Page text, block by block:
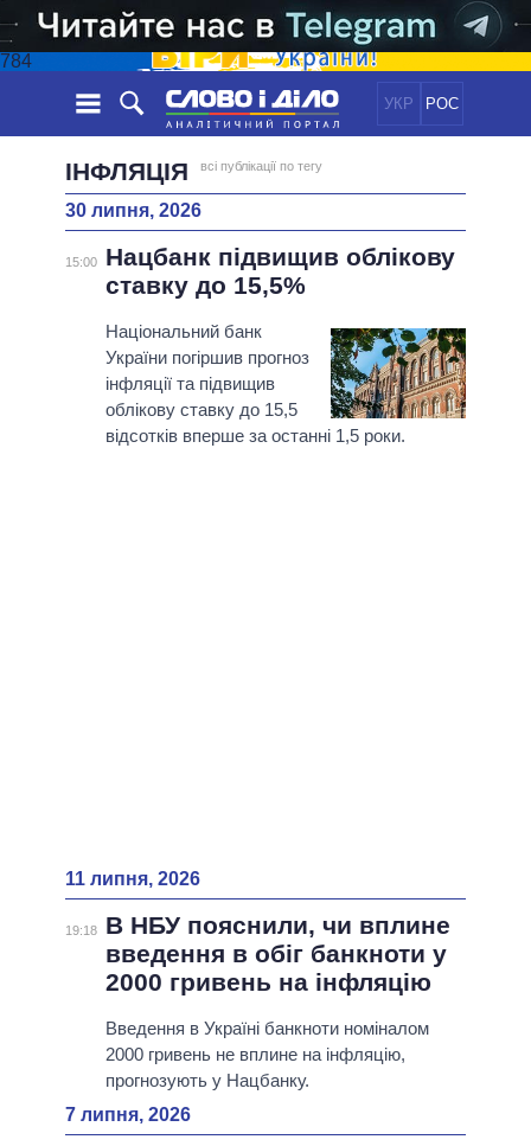
784
УКР РОС
НОВИНИ
СТРІЧКА
ПОДІЇ
СТАТТІ
ДУМКИ
ОГЛЯДИ
ДАЙДЖЕСТИ
ЕКОНОМІКА
СУСПІЛЬСТВО
ПОЛIТИКИ
УСІ ПОЛІТИКИ
ПРЕЗИДЕНТ І ОФІС
ВЕРХОВНА РАДА
КАБІНЕТ МІНІСТРІВ
ІНФОГРАФІКА
ВІДЕО
ПІДТРИМАТИ
ІНФЛЯЦІЯ всі публікації по тегу
30 липня, 2026
15:00
Нацбанк підвищив облікову
ставку до 15,5%
Національний банк
України погіршив прогноз
інфляції та підвищив
облікову ставку до 15,5
відсотків вперше за останні 1,5 роки.
11 липня, 2026
19:18
В НБУ пояснили, чи вплине
введення в обіг банкноти у
2000 гривень на інфляцію
Введення в Україні банкноти номіналом
2000 гривень не вплине на інфляцію,
прогнозують у Нацбанку.
7 липня, 2026